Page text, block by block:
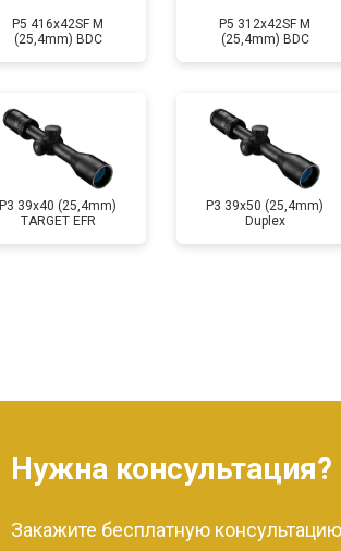
P5 416x42SF M
(25,4mm) BDC
P5 312x42SF M
(25,4mm) BDC
P3 39x40 (25,4mm)
TARGET EFR
P3 39x50 (25,4mm)
Duplex
Нужна консультация?
Закажите бесплатную